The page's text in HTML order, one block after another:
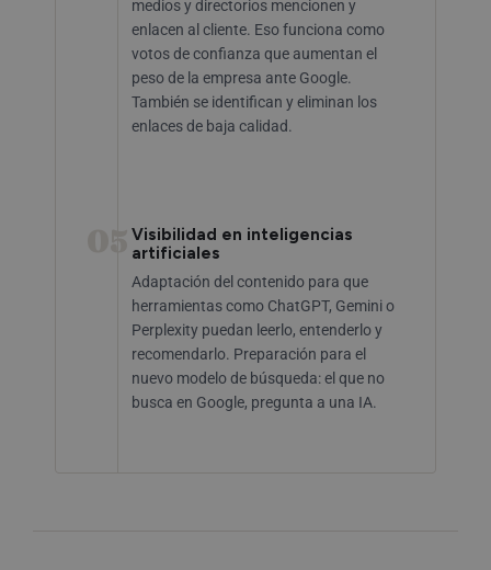
medios y directorios mencionen y
enlacen al cliente. Eso funciona como
votos de confianza que aumentan el
peso de la empresa ante Google.
También se identifican y eliminan los
enlaces de baja calidad.
Visibilidad en inteligencias
artificiales
Adaptación del contenido para que
herramientas como ChatGPT, Gemini o
Perplexity puedan leerlo, entenderlo y
recomendarlo. Preparación para el
nuevo modelo de búsqueda: el que no
busca en Google, pregunta a una IA.